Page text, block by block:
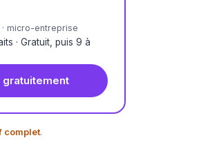
micro-entreprise
· Gratuit, puis 9 à
complet.